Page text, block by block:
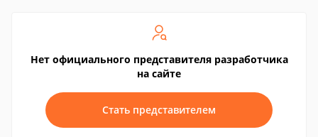
Нет официального представителя разработчика
на сайте
Стать представителем